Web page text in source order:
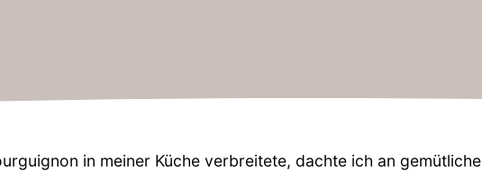
in meiner Küche verbreitete, dachte ich an gemütliche